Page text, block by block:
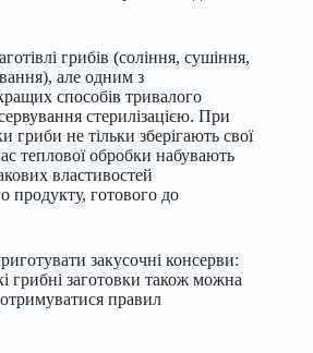
грибів (соління, сушіння,
але одним з
способів тривалого
стерилізацією. При
гриби не тільки зберігають свої
теплової обробки набувають
властивостей
продукту, готового до
закусочні консерви:
грибні заготовки також можна
правил